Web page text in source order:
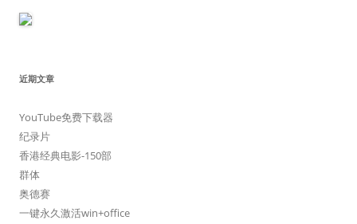
近期文章
YouTube免费下载器
纪录片
香港经典电影-150部
群体
奥德赛
一键永久激活win+office